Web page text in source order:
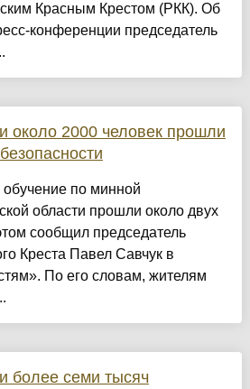
Красным Крестом (РКК). Об
конференции председатель
около 2000 человек прошли
по минной
области прошли около двух
сообщил председатель
Креста Павел Савчук в
По его словам, жителям
более семи тысяч